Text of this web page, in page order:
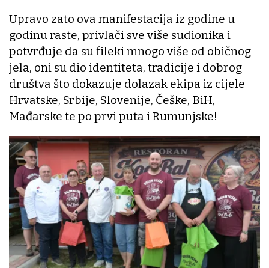
Upravo zato ova manifestacija iz godine u
godinu raste, privlači sve više sudionika i
potvrđuje da su fileki mnogo više od običnog
jela, oni su dio identiteta, tradicije i dobrog
društva što dokazuje dolazak ekipa iz cijele
Hrvatske, Srbije, Slovenije, Češke, BiH,
Mađarske te po prvi puta i Rumunjske!